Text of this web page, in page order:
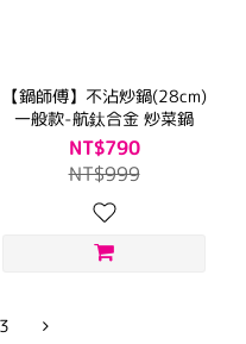
【鍋師傅】不沾炒鍋(28cm)
一般款-航鈦合金 炒菜鍋
NT$790
NT$999
3